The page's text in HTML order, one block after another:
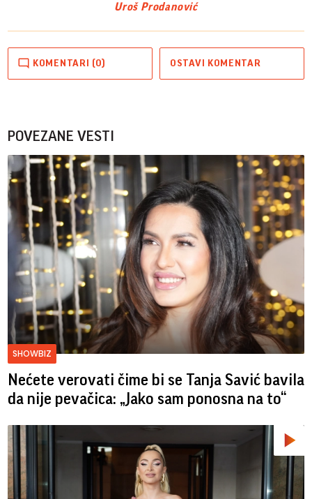
Uroš Prodanović
KOMENTARI (0) OSTAVI KOMENTAR
POVEZANE VESTI
SHOWBIZ
Nećete verovati čime bi se Tanja Savić bavila
da nije pevačica: „Jako sam ponosna na to“